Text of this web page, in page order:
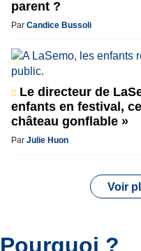
parent ?
Par Candice Bussoli
Le directeur de
enfants en festival,
château gonflable »
Par Julie Huon
Voir
Pourquoi ?